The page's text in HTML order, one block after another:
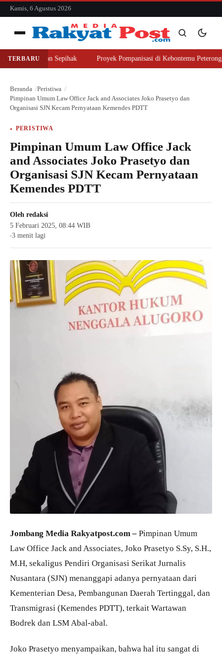
konten
Kamis, 6 Agustus 2026
Menu
Cari
Cari
TERBARU
Lahan Sepihak Proyek Pompanisasi di Kebontemu Peterongan
Beranda
Peristiwa
Pimpinan Umum Law Office Jack and Associates Joko Prasetyo dan
Organisasi SJN Kecam Pernyataan Kemendes PDTT
PERISTIWA
Pimpinan Umum Law Office Jack
and Associates Joko Prasetyo dan
Organisasi SJN Kecam Pernyataan
Kemendes PDTT
Oleh redaksi
5 Februari 2025, 08:44 WIB
●3 menit lagi
Jombang Media Rakyatpost.com – Pimpinan Umum
Law Office Jack and Associates, Joko Prasetyo S.Sy, S.H.,
M.H, sekaligus Pendiri Organisasi Serikat Jurnalis
Nusantara (SJN) menanggapi adanya pernyataan dari
Kementerian Desa, Pembangunan Daerah Tertinggal, dan
Transmigrasi (Kemendes PDTT), terkait Wartawan
Bodrek dan LSM Abal-abal.
Joko Prasetyo menyampaikan, bahwa hal itu sangat di